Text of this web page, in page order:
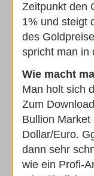
Zeitpunkt den
1% und steigt
des
spricht man in
Wie macht
Man holt sich
Zum
Bullion
Dollar/Euro.
dann sehr
wie ein Profi-